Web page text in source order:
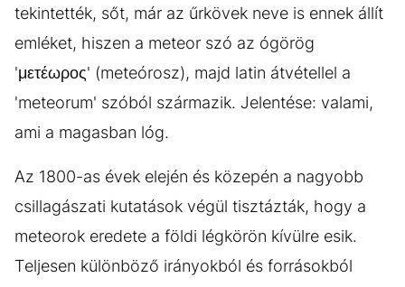
tekintették, sőt, már az űrkövek neve is ennek állít
emléket, hiszen a meteor szó az ógörög
'μετέωρος' (meteórosz), majd latin átvétellel a
'meteorum' szóból származik. Jelentése: valami,
ami a magasban lóg.
Az 1800-as évek elején és közepén a nagyobb
csillagászati kutatások végül tisztázták, hogy a
meteorok eredete a földi légkörön kívülre esik.
Teljesen különböző irányokból és forrásokból